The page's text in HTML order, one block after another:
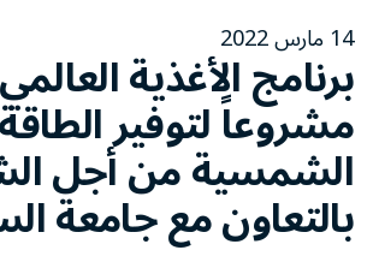
14 مارس 2022
برنامج الأغذية
مشروعاً لتوفير الطاقة
الشمسية من أجل
بالتعاون مع جامعة